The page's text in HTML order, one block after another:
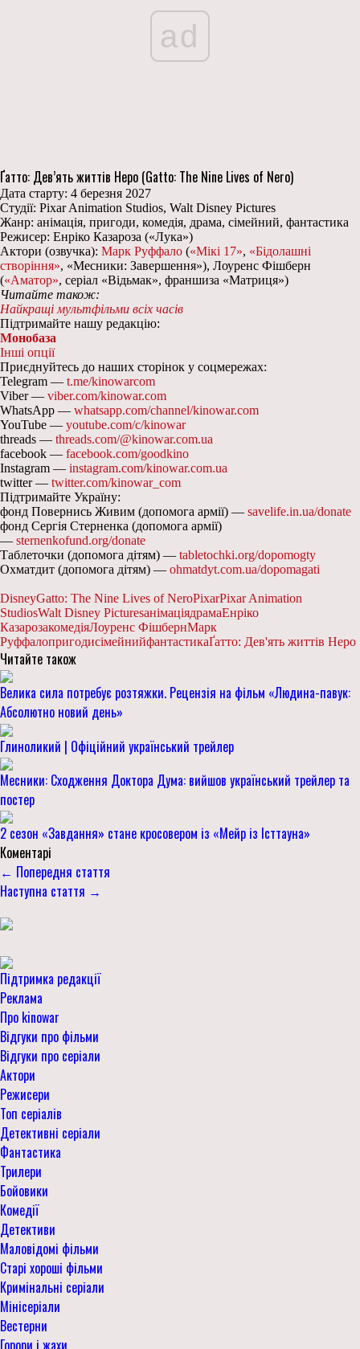
ad
Ґатто: Дев’ять життів Неро (Gatto: The Nine Lives of Nero)
Дата старту: 4 березня 2027
Студії: Pixar Animation Studios, Walt Disney Pictures
Жанр: анімація, пригоди, комедія, драма, сімейний, фантастика
Режисер: Енріко Казароза («Лука»)
Актори (озвучка): Марк Руффало («Мікі 17», «Бідолашні
створіння», «Месники: Завершення»), Лоуренс Фішберн
(«Аматор», серіал «Відьмак», франшиза «Матриця»)
Читайте також:
Найкращі мультфільми всіх часів
Підтримайте нашу редакцію:
Монобаза
Інші опції
Приєднуйтесь до наших сторінок у соцмережах:
Telegram — t.me/kinowarcom
Viber — viber.com/kinowar.com
WhatsApp — whatsapp.com/channel/kinowar.com
YouTube — youtube.com/c/kinowar
threads — threads.com/@kinowar.com.ua
facebook — facebook.com/goodkino
Instagram — instagram.com/kinowar.com.ua
twitter — twitter.com/kinowar_com
Підтримайте Україну:
фонд Повернись Живим (допомога армії) — savelife.in.ua/donate
фонд Сергія Стерненка (допомога армії)
— sternenkofund.org/donate
Таблеточки (допомога дітям) — tabletochki.org/dopomogty
Охматдит (допомога дітям) — ohmatdyt.com.ua/dopomagati
DisneyGatto: The Nine Lives of NeroPixarPixar Animation
StudiosWalt Disney PicturesанімаціядрамаЕнріко
КазарозакомедіяЛоуренс ФішбернМарк
РуффалопригодисімейнийфантастикаҐатто: Дев'ять життів Неро
Читайте також
Велика сила потребує розтяжки. Рецензія на фільм «Людина-павук:
Абсолютно новий день»
Глиноликий | Офіційний український трейлер
Месники: Сходження Доктора Дума: вийшов український трейлер та
постер
2 сезон «Завдання» стане кросовером із «Мейр із Істтауна»
Коментарі
← Попередня стаття
Наступна стаття →
Підтримка редакції
Реклама
Про kinowar
Відгуки про фільми
Відгуки про серіали
Актори
Режисери
Топ серіалів
Детективні серіали
Фантастика
Трилери
Бойовики
Комедії
Детективи
Маловідомі фільми
Старі хороші фільми
Кримінальні серіали
Мінісеріали
Вестерни
Горори і жахи